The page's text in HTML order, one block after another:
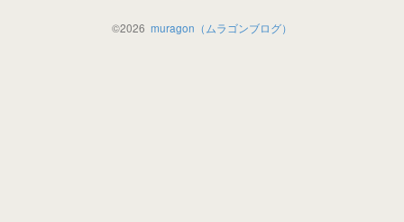
©2026 muragon（ムラゴンブログ）